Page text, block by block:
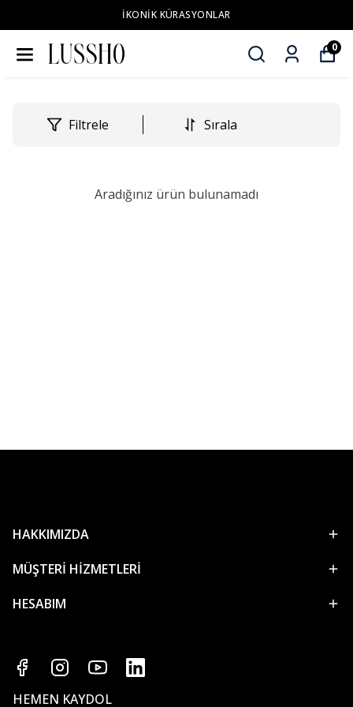
İKONİK KÜRASYONLAR
0
Filtrele Sırala
Aradığınız ürün bulunamadı
HAKKIMIZDA
MÜŞTERİ HİZMETLERİ
HESABIM
HEMEN KAYDOL